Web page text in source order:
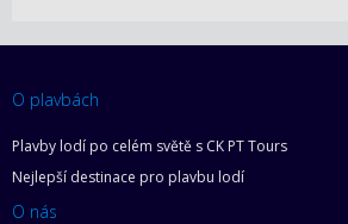
O plavbách
Plavby lodí po celém světě s CK PT Tours
Nejlepší destinace pro plavbu lodí
O nás